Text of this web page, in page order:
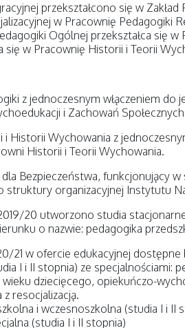
przekształcono się w
w Pracownię Pedagogiki
Ogólnej przekształca się
się w Pracownię Historii i Teorii
z jednoczesnym włączeniem
i Zachowań
i Historii Wychowania z
Historii i Teorii Wychowania.
dla Bezpieczeństwa, funkcjonujący
struktury organizacyjnej Instytutu
20 utworzono studia
o nazwie: pedagogika
21 w ofercie edukacyjnej dostępne
I i II stopnia) ze specjalnościami:
dziecięcego, opiekuńczo-
resocjalizacją.
i wczesnoszkolna (studia I i II
(studia I i II stopnia)